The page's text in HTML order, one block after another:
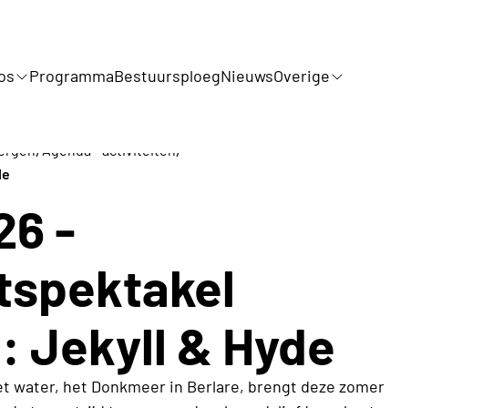
/ Agenda - activiteiten/
-
Jekyll & Hyde
water, het Donkmeer in Berlare, brengt deze zomer